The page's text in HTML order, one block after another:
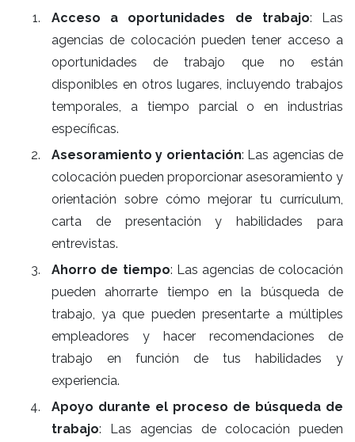
Acceso a oportunidades de trabajo: Las
agencias de colocación pueden tener acceso a
oportunidades de trabajo que no están
disponibles en otros lugares, incluyendo trabajos
temporales, a tiempo parcial o en industrias
específicas.
Asesoramiento y orientación: Las agencias de
colocación pueden proporcionar asesoramiento y
orientación sobre cómo mejorar tu currículum,
carta de presentación y habilidades para
entrevistas.
Ahorro de tiempo: Las agencias de colocación
pueden ahorrarte tiempo en la búsqueda de
trabajo, ya que pueden presentarte a múltiples
empleadores y hacer recomendaciones de
trabajo en función de tus habilidades y
experiencia.
Apoyo durante el proceso de búsqueda de
trabajo: Las agencias de colocación pueden